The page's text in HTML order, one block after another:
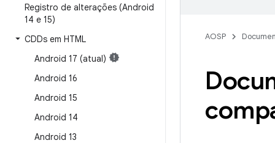
Registro de alterações (Android
14 e 15)
CDDs em HTML
Android 17 (atual)
Android 16
Android 15
Android 14
Android 13
AOSP